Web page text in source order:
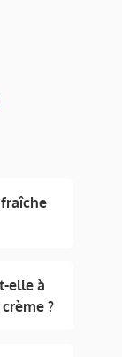
elle à
?